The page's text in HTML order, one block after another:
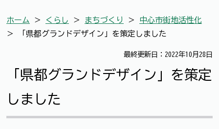
ホーム ＞ くらし ＞ まちづくり ＞ 中心市街地活性化
＞
「県都グランドデザイン」を策定しました
最終更新日：2022年10月28日
「県都グランドデザイン」を策定
しました